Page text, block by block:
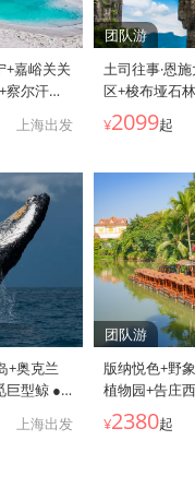
+嘉峪关关
尔汗盐
-天空之
+张掖丹霞
4钻酒店
验 10人
+赠上海
上海出发
团队游
土司往事·恩
区+梭布垭石
儿城双飞纯玩
顿特色餐+安
¥2099起
+奥克兰
巨型鲸 ●
升机+观
火虫洞
上海出发
团队游
版纳悦色+野
植物园+告庄
山5日跟团游
12成人内精
¥2380起